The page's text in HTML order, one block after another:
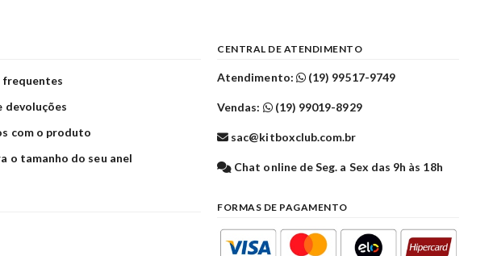
frequentes
devoluções
com o produto
o tamanho do seu anel
CENTRAL DE ATENDIMENTO
Atendimento: (19) 99517-9749
Vendas: (19) 99019-8929
sac@kitboxclub.com.br
Chat online de Seg. a Sex das 9h às 18h
FORMAS DE PAGAMENTO